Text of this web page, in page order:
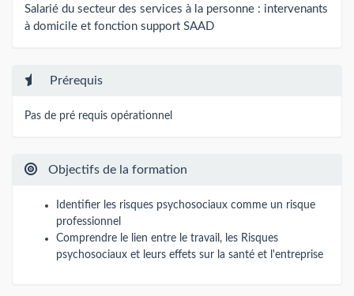
Salarié du secteur des services à la personne : intervenants
à domicile et fonction support SAAD
Prérequis
Pas de pré requis opérationnel
Objectifs de la formation
Identifier les risques psychosociaux comme un risque
professionnel
Comprendre le lien entre le travail, les Risques
psychosociaux et leurs effets sur la santé et l'entreprise